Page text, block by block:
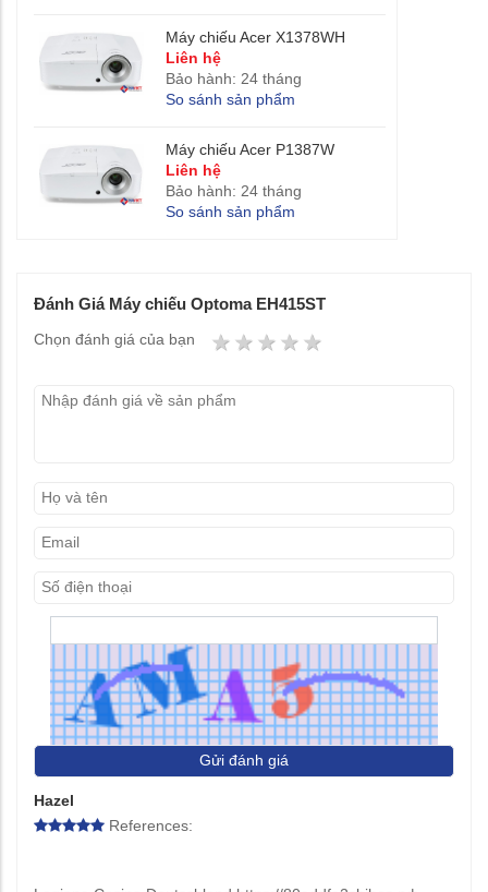
Máy chiếu Acer X1378WH
Liên hệ
Bảo hành: 24 tháng
So sánh sản phẩm
Máy chiếu Acer P1387W
Liên hệ
Bảo hành: 24 tháng
So sánh sản phẩm
Đánh Giá Máy chiếu Optoma EH415ST
Chọn đánh giá của bạn 4 stars
3 stars
2 stars
1 star
Gửi đánh giá
Hazel
References: